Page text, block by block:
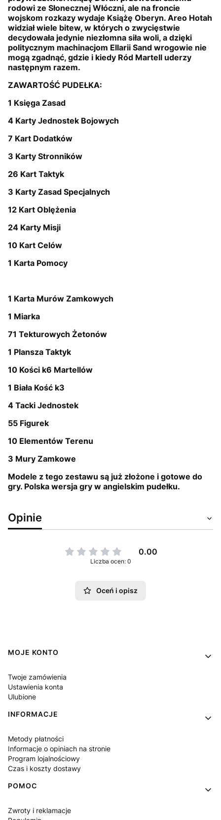
rodowi ze Słonecznej Włóczni, ale na froncie
wojskom rozkazy wydaje Książę Oberyn. Areo Hotah
widział wiele bitew, w których o zwycięstwie
decydowała jedynie niezłomna siła woli, a dzięki
politycznym machinacjom Ellarii Sand wrogowie nie
mogą zgadnąć, gdzie i kiedy Ród Martell uderzy
następnym razem.
ZAWARTOŚĆ PUDEŁKA:
1 Księga Zasad
4 Karty Jednostek Bojowych
7 Kart Dodatków
3 Karty Stronników
26 Kart Taktyk
3 Karty Zasad Specjalnych
12 Kart Oblężenia
24 Karty Misji
10 Kart Celów
1 Karta Pomocy
1 Karta Murów Zamkowych
1 Miarka
71 Tekturowych Żetonów
1 Plansza Taktyk
10 Kości k6 Martellów
1 Biała Kość k3
4 Tacki Jednostek
55 Figurek
10 Elementów Terenu
3 Mury Zamkowe
Modele z tego zestawu są już złożone i gotowe do
gry. Polska wersja gry w angielskim pudełku.
Opinie
0.00
Liczba ocen: 0
Oceń i opisz
Linki w stopce
MOJE KONTO
Twoje zamówienia
Ustawienia konta
Ulubione
INFORMACJE
Metody płatności
Informacje o opiniach na stronie
Program lojalnościowy
Czas i koszty dostawy
POMOC
Zwroty i reklamacje